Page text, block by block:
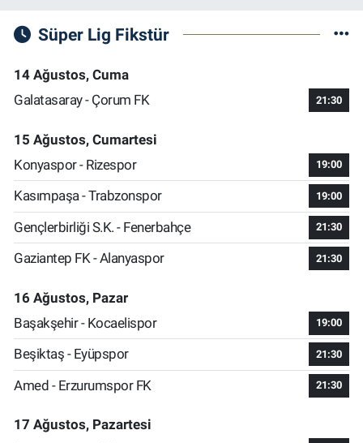
Süper Lig Fikstür
14 Ağustos, Cuma
Galatasaray - Çorum FK
21:30
15 Ağustos, Cumartesi
Konyaspor - Rizespor
19:00
Kasımpaşa - Trabzonspor 19:00
Gençlerbirliği S.K. - Fenerbahçe 21:30
Gaziantep FK - Alanyaspor 21:30
16 Ağustos, Pazar
Başakşehir - Kocaelispor
19:00
Beşiktaş - Eyüpspor 21:30
Amed - Erzurumspor FK 21:30
17 Ağustos, Pazartesi